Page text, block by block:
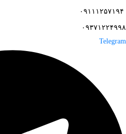
۰۹۱۱۱۲۵۷۱۹۴
۰۹۳۷۱۲۲۴۹۹۸
Telegram